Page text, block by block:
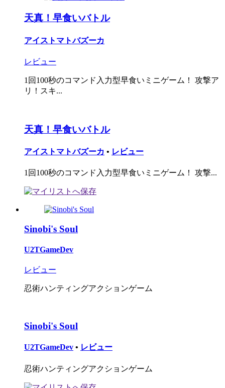
天真！早食いバトル
アイストマトバズーカ
レビュー
1回100秒のコマンド入力型早食いミニゲーム！ 攻撃ア
リ！スキ...
天真！早食いバトル
アイストマトバズーカ • レビュー
1回100秒のコマンド入力型早食いミニゲーム！ 攻撃...
Sinobi's Soul
U2TGameDev
レビュー
忍術ハンティングアクションゲーム
Sinobi's Soul
U2TGameDev • レビュー
忍術ハンティングアクションゲーム